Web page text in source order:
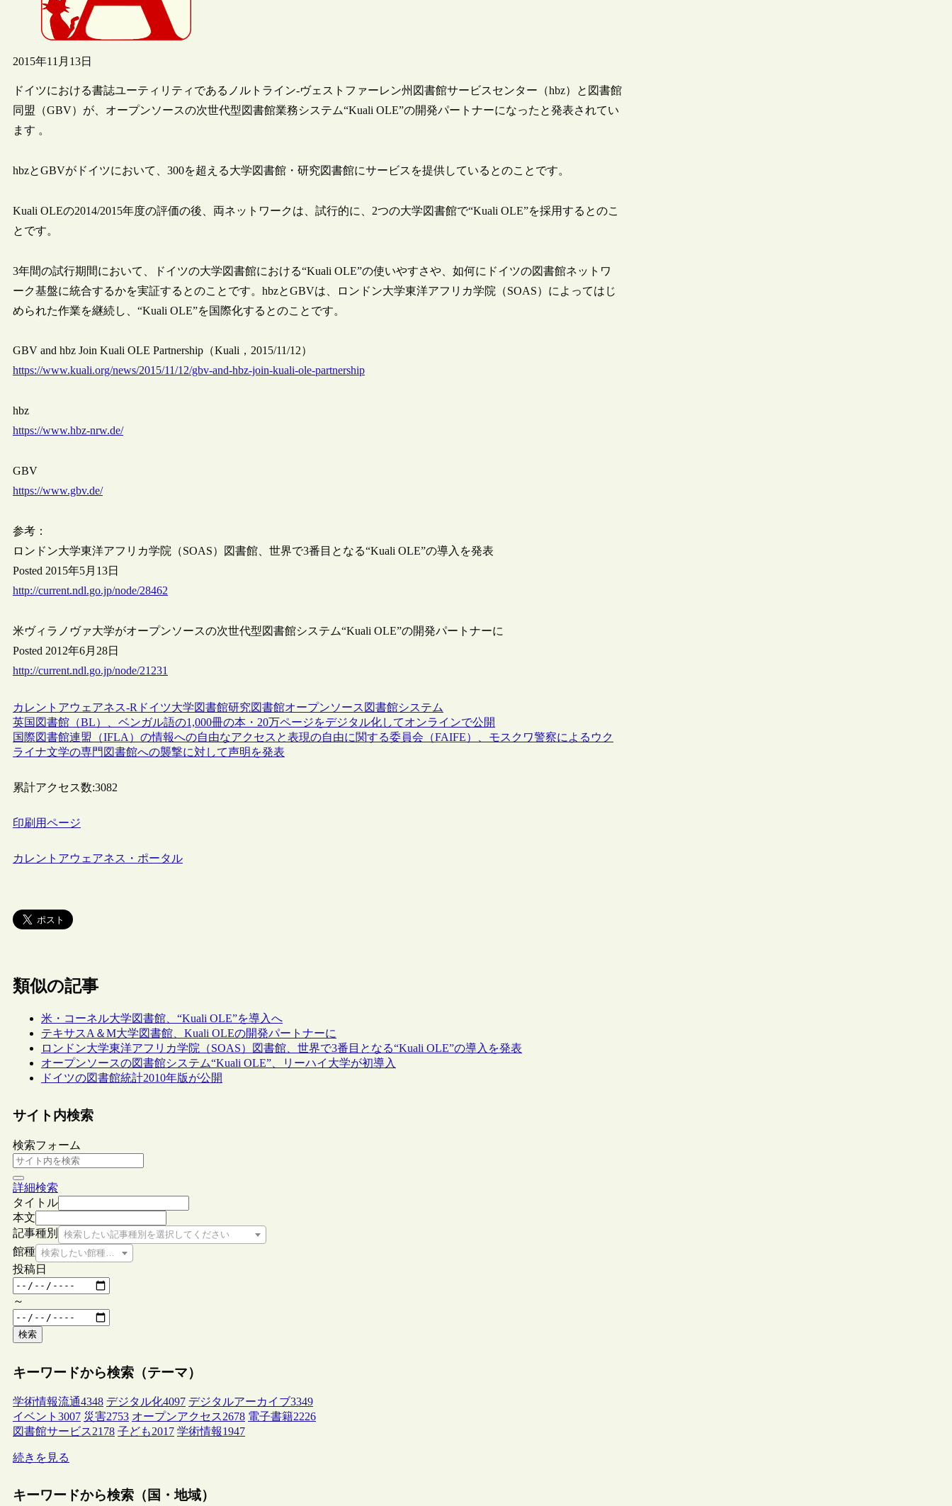
2015年11月13日
ドイツにおける書誌ユーティリティであるノルトライン‐ヴェストファーレン州図書館サービスセンター（hbz）と図書館
同盟（GBV）が、オープンソースの次世代型図書館業務システム“Kuali OLE”の開発パートナーになったと発表されてい
ます 。
hbzとGBVがドイツにおいて、300を超える大学図書館・研究図書館にサービスを提供しているとのことです。
Kuali OLEの2014/2015年度の評価の後、両ネットワークは、試行的に、2つの大学図書館で“Kuali OLE”を採用するとのこ
とです。
3年間の試行期間において、ドイツの大学図書館における“Kuali OLE”の使いやすさや、如何にドイツの図書館ネットワ
ーク基盤に統合するかを実証するとのことです。hbzとGBVは、ロンドン大学東洋アフリカ学院（SOAS）によってはじ
められた作業を継続し、“Kuali OLE”を国際化するとのことです。
GBV and hbz Join Kuali OLE Partnership（Kuali，2015/11/12）
https://www.kuali.org/news/2015/11/12/gbv-and-hbz-join-kuali-ole-partnership
hbz
https://www.hbz-nrw.de/
GBV
https://www.gbv.de/
参考：
ロンドン大学東洋アフリカ学院（SOAS）図書館、世界で3番目となる“Kuali OLE”の導入を発表
Posted 2015年5月13日
http://current.ndl.go.jp/node/28462
米ヴィラノヴァ大学がオープンソースの次世代型図書館システム“Kuali OLE”の開発パートナーに
Posted 2012年6月28日
http://current.ndl.go.jp/node/21231
カレントアウェアネス-R ドイツ大学図書館研究図書館オープンソース 図書館システム
英国図書館（BL）、ベンガル語の1,000冊の本・20万ページをデジタル化してオンラインで公開
国際図書館連盟（IFLA）の情報への自由なアクセスと表現の自由に関する委員会（FAIFE）、モスクワ警察によるウク
ライナ文学の専門図書館への襲撃に対して声明を発表
累計アクセス数:3082
印刷用ページ
カレントアウェアネス・ポータル
類似の記事
米・コーネル大学図書館、“Kuali OLE”を導入へ
テキサスA＆M大学図書館、Kuali OLEの開発パートナーに
ロンドン大学東洋アフリカ学院（SOAS）図書館、世界で3番目となる“Kuali OLE”の導入を発表
オープンソースの図書館システム“Kuali OLE”、リーハイ大学が初導入
ドイツの図書館統計2010年版が公開
サイト内検索
検索フォーム
詳細検索
タイトル
本文
記事種別
検索したい記事種別を選択してください
館種 検索したい館種を選択してください
投稿日
～
検索
キーワードから検索（テーマ）
学術情報流通4348 デジタル化4097 デジタルアーカイブ3349
イベント 3007 災害2753 オープンアクセス2678 電子書籍2226
図書館サービス2178 子ども2017 学術情報1947
続きを見る
キーワードから検索（国・地域）